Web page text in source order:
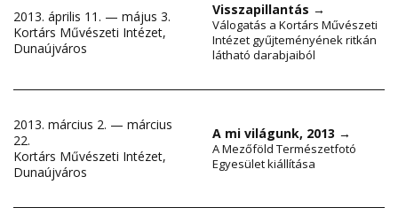
2013. április 11. — május 3.
Kortárs Művészeti Intézet,
Dunaújváros
Visszapillantás →
Válogatás a Kortárs Művészeti
Intézet gyűjteményének ritkán
látható darabjaiból
2013. március 2. — március
22.
Kortárs Művészeti Intézet,
Dunaújváros
A mi világunk, 2013 →
A Mezőföld Természetfotó
Egyesület kiállítása